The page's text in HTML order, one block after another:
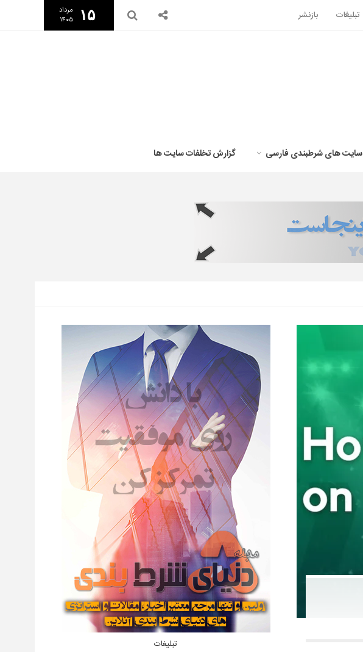
تبلیغات بازنشر ۱۵
مرداد
۱۴۰۵
سایت های شرطبندی فارسی گزارش تخلفات سایت ها
تبلیغات